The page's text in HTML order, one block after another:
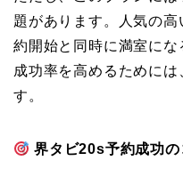
題があります。人気の
約開始と同時に満室にな
成功率を高めるために
す。
界タビ20s予約成功の